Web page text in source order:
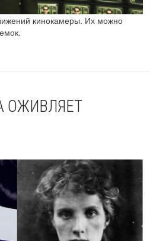
кинокамеры. Их можно
ОЖИВЛЯЕТ